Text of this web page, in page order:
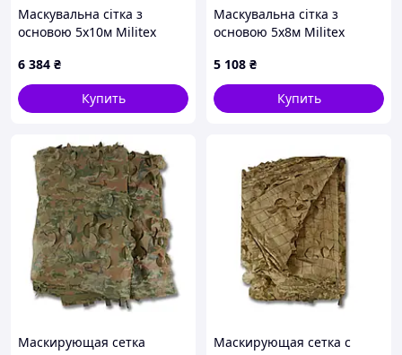
Маскувальна сітка з
основою 5х10м Militex
6 384 ₴
Купить
Маскувальна сітка з
основою 5х8м Militex
5 108 ₴
Купить
Маскирующая сетка
Маскирующая сетка с